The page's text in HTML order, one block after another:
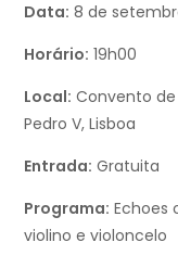
Data: 8 de
Horário: 19h00
Local: Convento de
Pedro V, Lisboa
Entrada: Gratuita
Programa: Echoes
violino e violoncelo